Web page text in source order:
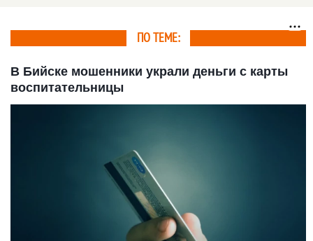
ПО ТЕМЕ:
В Бийске мошенники украли деньги с карты
воспитательницы